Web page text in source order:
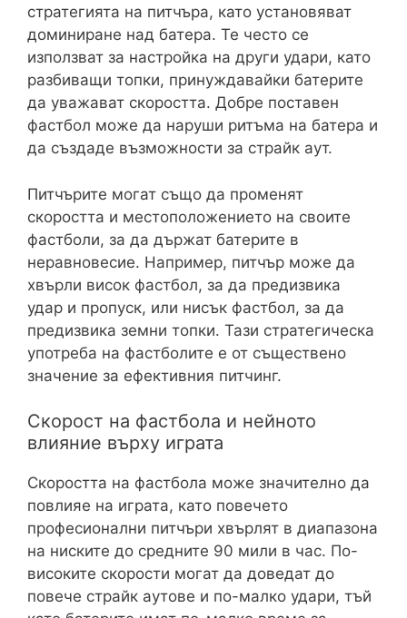
стратегията на питчъра, като установяват
доминиране над батера. Те често се
използват за настройка на други удари, като
разбиващи топки, принуждавайки батерите
да уважават скоростта. Добре поставен
фастбол може да наруши ритъма на батера и
да създаде възможности за страйк аут.
Питчърите могат също да променят
скоростта и местоположението на своите
фастболи, за да държат батерите в
неравновесие. Например, питчър може да
хвърли висок фастбол, за да предизвика
удар и пропуск, или нисък фастбол, за да
предизвика земни топки. Тази стратегическа
употреба на фастболите е от съществено
значение за ефективния питчинг.
Скорост на фастбола и нейното
влияние върху играта
Скоростта на фастбола може значително да
повлияе на играта, като повечето
професионални питчъри хвърлят в диапазона
на ниските до средните 90 мили в час. По-
високите скорости могат да доведат до
повече страйк аутове и по-малко удари, тъй